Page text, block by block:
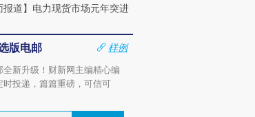
报道】电力现货市场元年突进
版电邮
样例
全新升级！财新网主编精心编
时投递，篇篇重磅，可信可